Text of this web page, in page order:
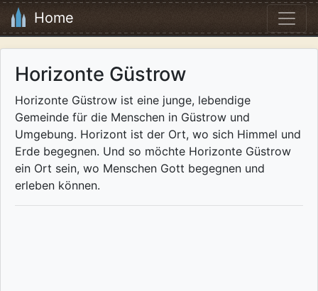
Home
Horizonte Güstrow
Horizonte Güstrow ist eine junge, lebendige
Gemeinde für die Menschen in Güstrow und
Umgebung. Horizont ist der Ort, wo sich Himmel und
Erde begegnen. Und so möchte Horizonte Güstrow
ein Ort sein, wo Menschen Gott begegnen und
erleben können.